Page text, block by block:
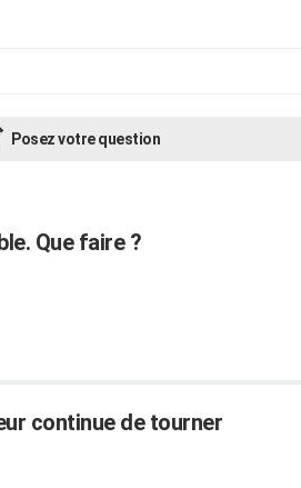
Posez votre question
Que faire ?
continue de tourner